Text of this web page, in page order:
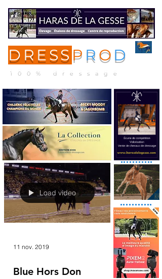
DRESS P R O D
100% dressage
Load video
11 nov. 2019
Blue Hors Don